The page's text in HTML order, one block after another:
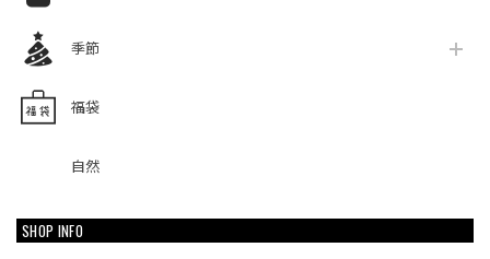
季節
福袋
自然
SHOP INFO